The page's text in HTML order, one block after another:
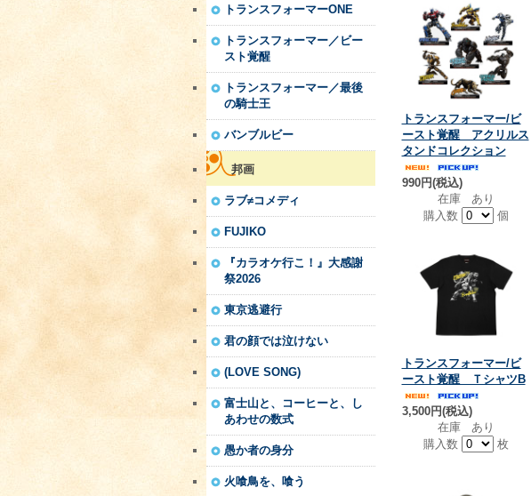
トランスフォーマーONE
トランスフォーマー／ビー
スト覚醒
トランスフォーマー／最後
の騎士王
バンブルビー
邦画
ラブ≠コメディ
FUJIKO
『カラオケ行こ！』大感謝
祭2026
東京逃避行
君の顔では泣けない
(LOVE SONG)
富士山と、コーヒーと、し
あわせの数式
愚か者の身分
火喰鳥を、喰う
トランスフォーマー/ビ
ースト覚醒 アクリルス
タンドコレクション
990円(税込)
在庫 あり
購入数
個
トランスフォーマー/ビ
ースト覚醒 ＴシャツB
3,500円(税込)
在庫 あり
購入数
枚